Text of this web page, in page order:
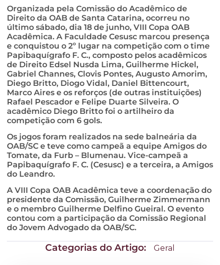
Organizada pela Comissão do Acadêmico de
Direito da OAB de Santa Catarina, ocorreu no
último sábado, dia 18 de junho, VIII Copa OAB
Acadêmica. A Faculdade Cesusc marcou presença
e conquistou o 2º lugar na competição com o time
Papibaquígrafo F. C., composto pelos acadêmicos
de Direito Edsel Nusda Lima, Guilherme Hickel,
Gabriel Channes, Clovis Pontes, Augusto Amorim,
Diego Britto, Diogo Vidal, Daniel Bittencourt,
Marco Aires e os reforços (de outras instituições)
Rafael Pescador e Felipe Duarte Silveira. O
acadêmico Diego Britto foi o artilheiro da
competição com 6 gols.
Os jogos foram realizados na sede balneária da
OAB/SC e teve como campeã a equipe Amigos do
Tomate, da Furb – Blumenau. Vice-campeã a
Papibaquígrafo F. C. (Cesusc) e a terceira, a Amigos
do Leandro.
A VIII Copa OAB Acadêmica teve a coordenação do
presidente da Comissão, Guilherme Zimmermann
e o membro Guilherme Delfino Gueiral. O evento
contou com a participação da Comissão Regional
do Jovem Advogado da OAB/SC.
Categorias do Artigo: Geral